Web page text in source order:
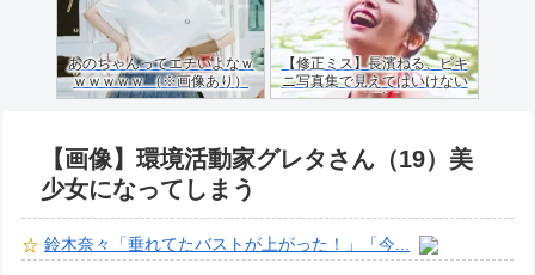
あのちゃんってエチいよなｗ
ｗｗｗｗｗ （※画像あり）
【修正ミス】長濱ねる、ビキ
ニ写真集で見えてはいけない
ものが映る…
【画像】環境活動家グレタさん（19）美
少女になってしまう
鈴木奈々「垂れてたバストが上がった！」「今...